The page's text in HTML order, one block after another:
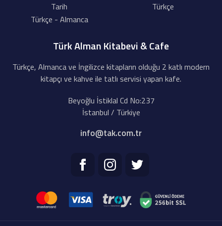
Tarih
Türkçe
Türkçe - Almanca
Türk Alman Kitabevi & Cafe
Türkçe, Almanca ve İngilizce kitapların olduğu 2 katlı modern
kitapçı ve kahve ile tatlı servisi yapan kafe.
Beyoğlu İstiklal Cd No:237
İstanbul / Türkiye
info@tak.com.tr